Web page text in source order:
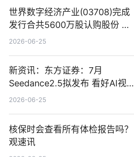
世界数字经济产业(03708)完成
发行合共5600万股认购股份 净
筹约1007万港元 独家焦点
2026-06-25
新资讯：东方证券：7月
Seedance2.5拟发布 看好AI视频
创作工作流进一步提效
2026-06-25
核保时会查看所有体检报告吗？
观速讯